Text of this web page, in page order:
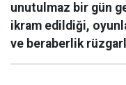
unutulmaz bir gün
ikram edildiği,
ve beraberlik